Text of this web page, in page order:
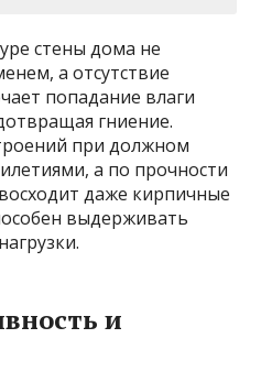
стены дома не
а отсутствие
попадание влаги
гниение.
при должном
а по прочности
даже кирпичные
выдерживать
и